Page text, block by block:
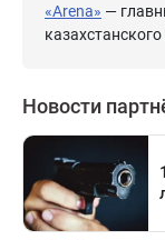
«Arena» —